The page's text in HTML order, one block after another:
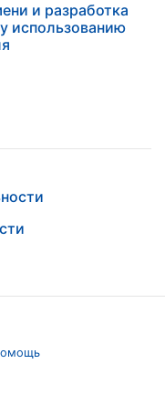
и разработка
использованию